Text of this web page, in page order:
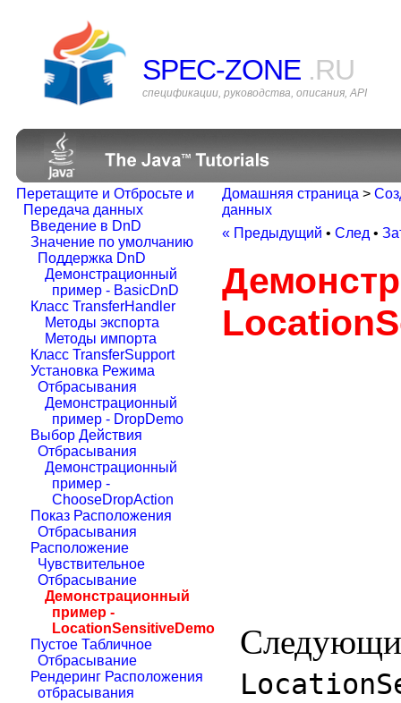
SPEC-ZONE .RU
спецификации, руководства, описания, API
Перетащите и Отбросьте и
Передача данных
Введение в DnD
Значение по умолчанию
Поддержка DnD
Демонстрационный
пример - BasicDnD
Класс TransferHandler
Методы экспорта
Методы импорта
Класс TransferSupport
Установка Режима
Отбрасывания
Демонстрационный
пример - DropDemo
Выбор Действия
Отбрасывания
Демонстрационный
пример -
ChooseDropAction
Показ Расположения
Отбрасывания
Расположение
Чувствительное
Отбрасывание
Демонстрационный
пример -
LocationSensitiveDemo
Пустое Табличное
Отбрасывание
Рендеринг Расположения
отбрасывания
Домашняя страница >
данных
« Предыдущий • След •